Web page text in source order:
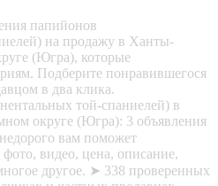
папийонов
на продажу в Ханты-
(Югра), которые
Подберите понравившегося
в два клика.
той-спаниелей) в
округе (Югра): 3 объявления
вам поможет
видео, цена, описание,
другое. ➤ 338 проверенных